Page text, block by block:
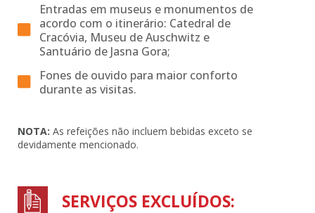
Entradas em museus e monumentos de
acordo com o itinerário: Catedral de
Cracóvia, Museu de Auschwitz e
Santuário de Jasna Gora;
Fones de ouvido para maior conforto
durante as visitas.
NOTA: As refeições não incluem bebidas exceto se
devidamente mencionado.
SERVIÇOS EXCLUÍDOS: